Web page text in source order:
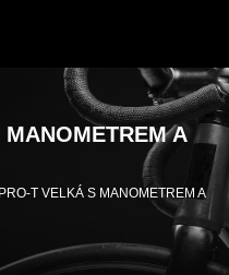
A
T VELKÁ S MANOMETREM A